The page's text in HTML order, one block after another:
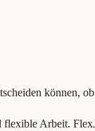
können,
Arbeit.